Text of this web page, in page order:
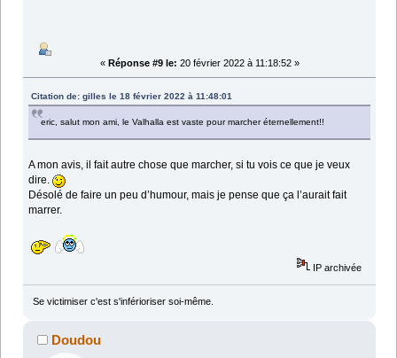
« Réponse #9 le: 20 février 2022 à 11:18:52 »
Citation de: gilles le 18 février 2022 à 11:48:01
eric, salut mon ami, le Valhalla est vaste pour marcher éternellement!!
A mon avis, il fait autre chose que marcher, si tu vois ce que je veux
dire.
Désolé de faire un peu d’humour, mais je pense que ça l’aurait fait
marrer.
IP archivée
Se victimiser c'est s'inférioriser soi-même.
Doudou